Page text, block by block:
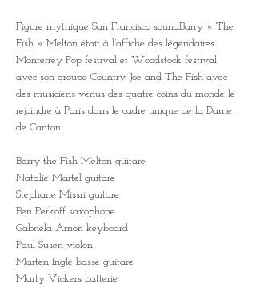
Figure mythique San Francisco soundBarry « The
Fish » Melton était à l’affiche des légendaires
Monterrey Pop festival et Woodstock festival
avec son groupe Country Joe and The Fish avec
des musiciens venus des quatre coins du monde le
rejoindre à Paris dans le cadre unique de la Dame
de Canton.
Barry the Fish Melton guitare
Natalie Martel guitare
Stephane Missri guitare
Ben Perkoff saxophone
Gabriela Arnon keyboard
Paul Susen violon
Marten Ingle basse guitare
Marty Vickers batterie